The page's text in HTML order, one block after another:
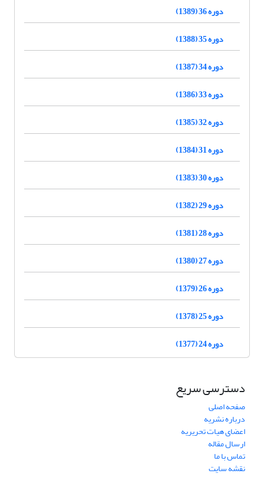
دوره 36 (1389)
دوره 35 (1388)
دوره 34 (1387)
دوره 33 (1386)
دوره 32 (1385)
دوره 31 (1384)
دوره 30 (1383)
دوره 29 (1382)
دوره 28 (1381)
دوره 27 (1380)
دوره 26 (1379)
دوره 25 (1378)
دوره 24 (1377)
دسترسی سریع
صفحه اصلی
درباره نشریه
اعضای هیات تحریریه
ارسال مقاله
تماس با ما
نقشه سایت